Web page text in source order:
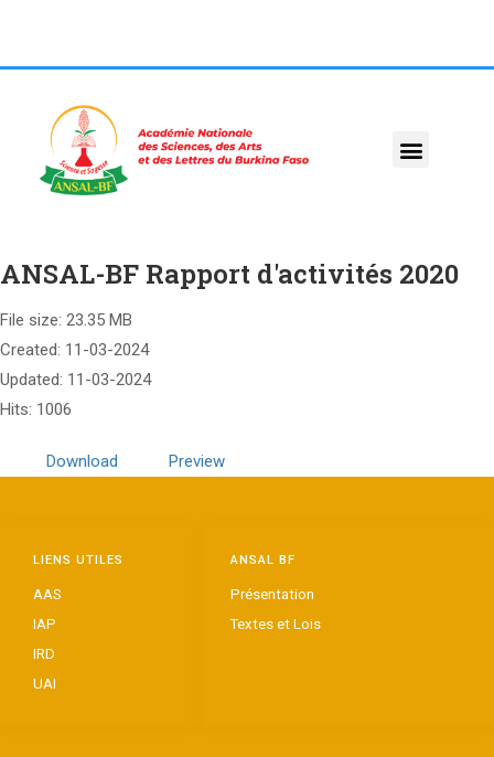
ANSAL-BF Rapport d'activités 2020
File size: 23.35 MB
Created: 11-03-2024
Updated: 11-03-2024
Hits: 1006
Download Preview
ANSAL BF
Présentation
Textes et Lois
LIENS UTILES
AAS
IAP
IRD
UAI